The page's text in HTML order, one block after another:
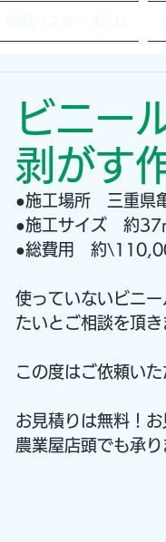
ビニー
剥がす
●施工場所　三重県
●施工サイズ　約
●総費用　約
使っていないビニ
たいとご相談を頂
この度はご依頼い
お見積りは無料！
農業屋店頭でも承